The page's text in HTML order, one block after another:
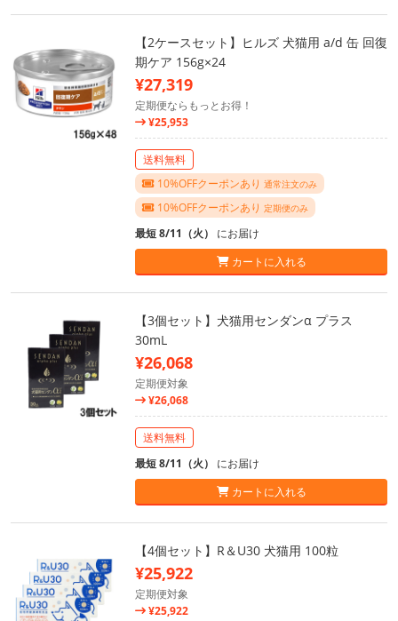
【2ケースセット】ヒルズ 犬猫用 a/d 缶 回復
期ケア 156g×24
¥27,319
定期便ならもっとお得！
¥25,953
送料無料
10%OFFクーポンあり 通常注文のみ
10%OFFクーポンあり 定期便のみ
最短 8/11（火） にお届け
カートに入れる
【3個セット】犬猫用センダンα プラス
30mL
¥26,068
定期便対象
¥26,068
送料無料
最短 8/11（火） にお届け
カートに入れる
【4個セット】R＆U30 犬猫用 100粒
¥25,922
定期便対象
¥25,922